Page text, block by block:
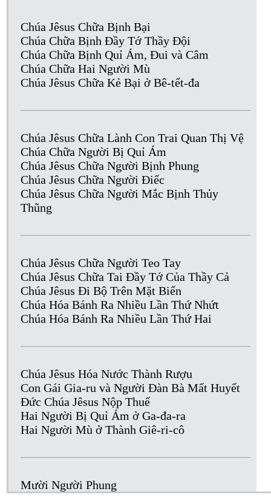
Chúa Jêsus Chữa Bịnh Bại
Chúa Chữa Bịnh Đầy Tớ Thầy Đội
Chúa Chữa Bịnh Quỉ Ám, Đui và Câm
Chúa Chữa Hai Người Mù
Chúa Jêsus Chữa Kẻ Bại ở Bê-tết-đa
Chúa Jêsus Chữa Lành Con Trai Quan Thị Vệ
Chúa Chữa Người Bị Quỉ Ám
Chúa Jêsus Chữa Người Bịnh Phung
Chúa Jêsus Chữa Người Điếc
Chúa Jêsus Chữa Người Mắc Bịnh Thủy
Thũng
Chúa Jêsus Chữa Người Teo Tay
Chúa Jêsus Chữa Tai Đầy Tớ Của Thầy Cả
Chúa Jêsus Đi Bộ Trên Mặt Biển
Chúa Hóa Bánh Ra Nhiều Lần Thứ Nhứt
Chúa Hóa Bánh Ra Nhiều Lần Thứ Hai
Chúa Jêsus Hóa Nước Thành Rượu
Con Gái Gia-ru và Người Đàn Bà Mất Huyết
Đức Chúa Jêsus Nộp Thuế
Hai Người Bị Quỉ Ám ở Ga-đa-ra
Hai Người Mù ở Thành Giê-ri-cô
Mười Người Phung